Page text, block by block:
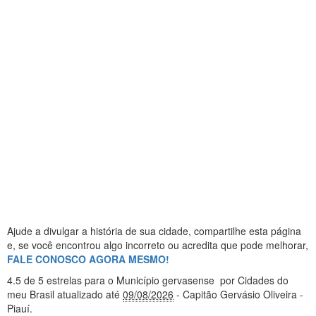
Ajude a divulgar a história de sua cidade, compartilhe esta página
e, se você encontrou algo incorreto ou acredita que pode melhorar,
FALE CONOSCO AGORA MESMO!
4.5 de 5 estrelas para o Município gervasense por Cidades do
meu Brasil atualizado até 09/08/2026 - Capitão Gervásio Oliveira -
Piauí.